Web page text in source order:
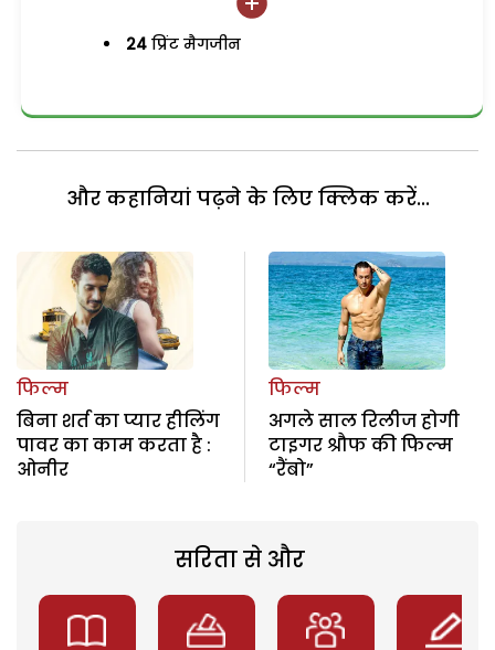
24 प्रिंट मैगजीन
और कहानियां पढ़ने के लिए क्लिक करें...
फिल्म
बिना शर्त का प्यार हीलिंग
पावर का काम करता है :
ओनीर
फिल्म
अगले साल रिलीज होगी
टाइगर श्रौफ की फिल्म
“रैंबो”
सरिता से और